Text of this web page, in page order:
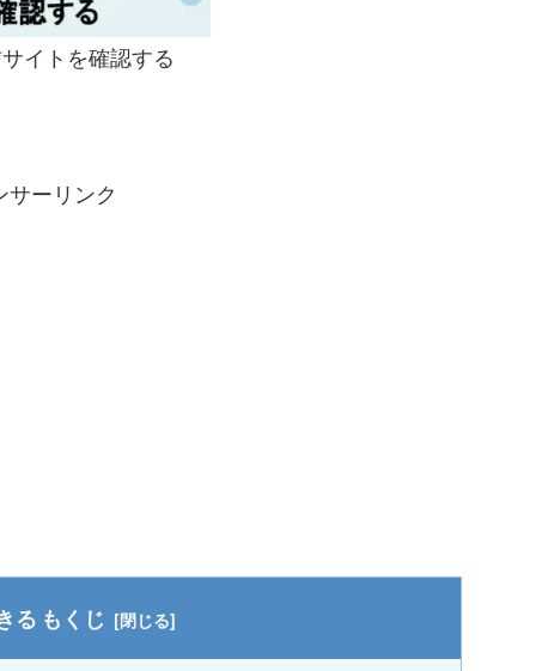
イトを確認する
サーリンク
もくじ